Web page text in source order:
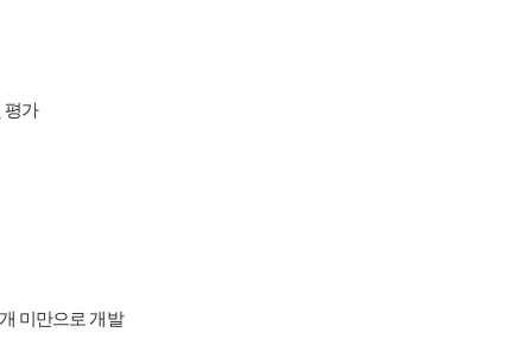
평가
미만으로 개발